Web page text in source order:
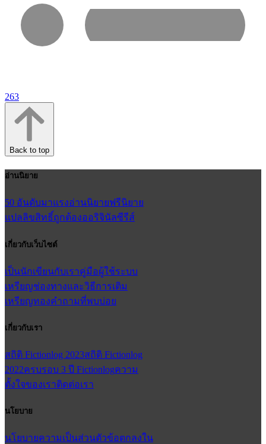
263
Back to top
อ่านนิยาย
50 อันดับมาแรงอ่านนิยายฟรีนิยาย
แปลลิขสิทธิ์ถูกต้องออริจินัลซีรีส์
เกี่ยวกับเว็บไซต์
เป็นนักเขียนกับเราคู่มือผู้ใช้ระบบ
เหรียญช่องทางและวิธีการเติม
เหรียญทองคำถามที่พบบ่อย
เกี่ยวกับเรา
สถิติ Fictionlog 2023สถิติ Fictionlog
2022ครบรอบ 3 ปี Fictionlogความ
ตั้งใจของเราติดต่อเรา
นโยบาย
นโยบายความเป็นส่วนตัวข้อตกลงใน